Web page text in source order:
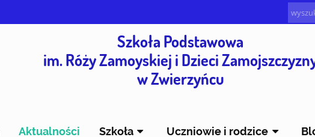
Szkoła Podstawowa
im. Róży Zamoyskiej i Dzieci
w Zwierzyńcu
Aktualności Szkoła Uczniowie i rodzice